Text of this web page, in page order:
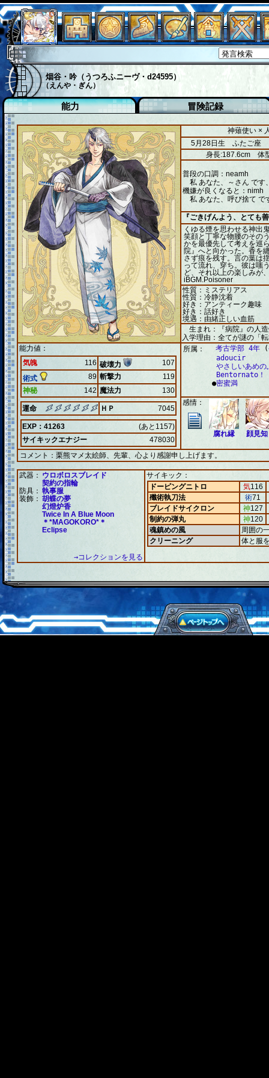
烟谷・吟（うつろふニーヴ・d24595）
（えんや・ぎん）
能力 冒険記録
神薙使い ×
5月28日生 ふたご座
身長:187.6cm 体
普段の口調：neamh
私 あなた、～さん です
機嫌が良くなると：nimh
私 あなた、呼び捨て で
『ごきげんよう、とても
くゆる煙を思わせる神出
笑顔と丁寧な物腰のその
かを最優先して考えを巡
院』へと向かった。香を
さず痕を残す。言の葉は
って流れ、穿ち。彼は嗤
ど、それ以上の楽しみが
iBGM.Poisoner
性質：ミステリアス
性質：冷静沈着
好き：アンティーク趣味
好き：話好き
境遇：由緒正しい血筋
生まれ：『病院』の人
入学理由：全てが謎の「
能力値：
気魄
116 破壊力
107
術式
89 斬撃力
119
神秘
142 魔法力 130
運命 ＨＰ 7045
EXP：41263
(あと1157)
サイキックエナジー
478030
所属： 考古学部 4年 (
adoucir
やさしいあめの
Bentornato！
●密蜜満
感情：
腐れ縁 顔見
コメント： 栗熊マメ太絵師、先輩、心より感謝申し上げます。
武器： ウロボロスブレイド
契約の指輪
防具： 執事服
装飾： 胡蝶の夢
幻燈炉香
Twice In A Blue Moon
＊*MAGOKORO*＊
Eclipse
→コレクションを見る
サイキック：
ドーピングニトロ
気116
殲術執刀法
術71
ブレイドサイクロン
神127
制約の弾丸
神120
魂鎮めの風
周囲の
クリーニング
体と服